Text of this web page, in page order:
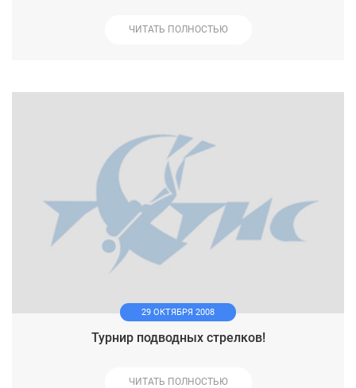
ЧИТАТЬ ПОЛНОСТЬЮ
29 ОКТЯБРЯ 2008
Турнир подводных стрелков!
ЧИТАТЬ ПОЛНОСТЬЮ